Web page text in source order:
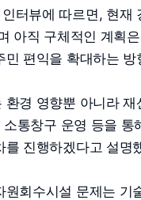
터뷰에 따르면, 현
아직 구체적인 계획
민 편익을 확대하는
경 영향뿐 아니라
통창구 운영 등을
를 진행하겠다고 설명
회수시설 문제는 기